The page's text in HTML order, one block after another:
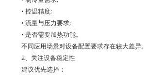
• 控温精度;
• 流量与压力要求;
• 是否需要加热功能。
不同应用场景对设备配置要求存在较大差异。
2、关注设备稳定性
建议优先选择：